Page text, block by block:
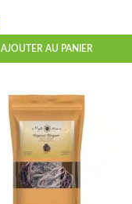
AJOUTER AU PANIER